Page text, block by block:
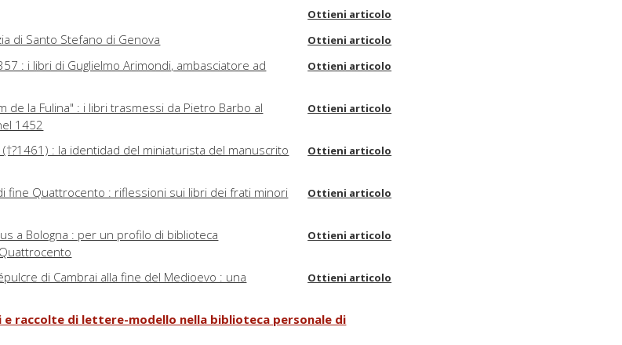
Ottieni articolo
di Santo Stefano di Genova Ottieni articolo
: i libri di Guglielmo Arimondi, ambasciatore ad
Ottieni articolo
la Fulina" : i libri trasmessi da Pietro Barbo al
1452
Ottieni articolo
: la identidad del miniaturista del manuscrito
Ottieni articolo
fine Quattrocento : riflessioni sui libri dei frati minori
Ottieni articolo
a Bologna : per un profilo di biblioteca
Ottieni articolo
di Cambrai alla fine del Medioevo : una
Ottieni articolo
e raccolte di lettere-modello nella biblioteca personale di